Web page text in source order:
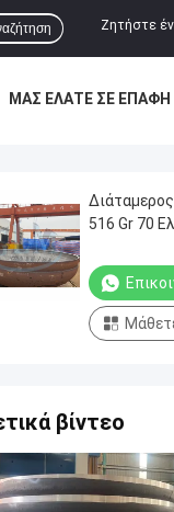
Ζητήστε
ΜΑΣ ΕΛΆΤΕ ΣΕ
516 Gr 70
βίντεο